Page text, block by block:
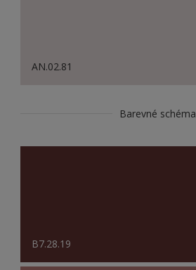
AN.02.81
Barevné schéma
B7.28.19